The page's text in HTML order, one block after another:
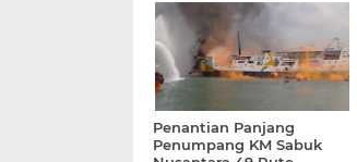
Penantian Panjang
Penumpang KM Sabuk